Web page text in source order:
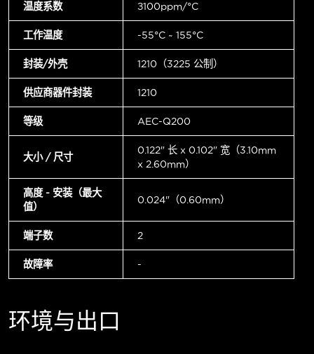
温度系数 ±100ppm/°C
工作温度 -55°C ~ 155°C
封装/外壳 1210（3225 公制）
供应商器件封装 1210
等级 AEC-Q200
大小 / 尺寸
0.122" 长 x 0.102" 宽（3.10mm
x 2.60mm）
高度 - 安装（最大
值）
0.024"（0.60mm）
端子数 2
故障率 -
环境与出口